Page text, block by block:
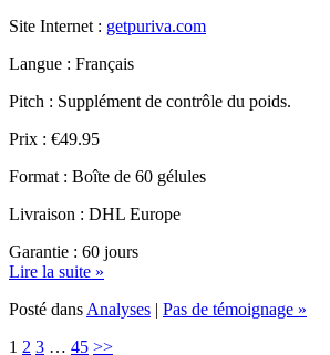
Langue : Français
Pitch : Supplément de contrôle du poids.
Prix : €49.95
Format : Boîte de 60 gélules
Livraison : DHL Europe
Garantie : 60 jours
Posté dansAnalyses
1 2 3 … 45 >>